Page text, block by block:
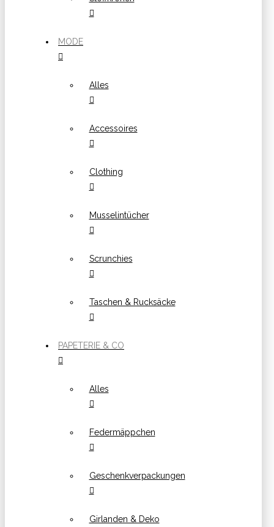
MODE
Alles
Accessoires
Clothing
Musselintücher
Scrunchies
Taschen & Rucksäcke
PAPETERIE & CO
Alles
Federmäppchen
Geschenkverpackungen
Girlanden & Deko